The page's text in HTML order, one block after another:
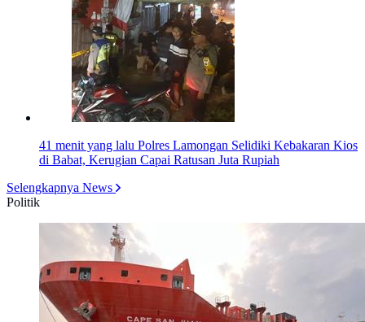
41 menit yang lalu Polres Lamongan Selidiki Kebakaran Kios
di Babat, Kerugian Capai Ratusan Juta Rupiah
Selengkapnya News
Politik